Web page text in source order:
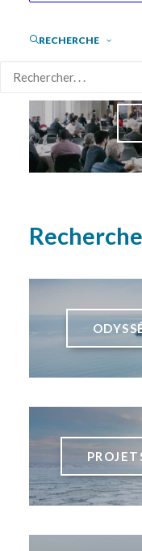
RECHERCHE
Recherche